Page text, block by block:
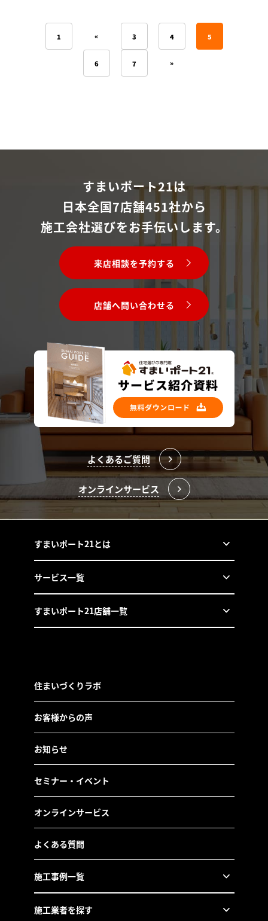
1 « 3 4 5
6 7 »
すまいポート21は
日本全国7店舗451社から
施工会社選びをお手伝いします。
来店相談を予約する
店舗へ問い合わせる
よくあるご質問
オンラインサービス
すまいポート21とは
サービス一覧
すまいポート21店舗一覧
住まいづくりラボ
お客様からの声
お知らせ
セミナー・イベント
オンラインサービス
よくある質問
施工事例一覧
施工業者を探す